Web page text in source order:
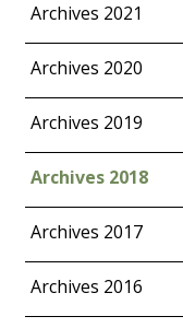
Archives 2021
Archives 2020
Archives 2019
Archives 2018
Archives 2017
Archives 2016